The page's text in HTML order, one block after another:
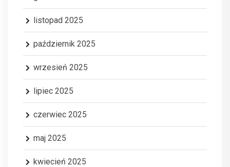
listopad 2025
październik 2025
wrzesień 2025
lipiec 2025
czerwiec 2025
maj 2025
kwiecień 2025